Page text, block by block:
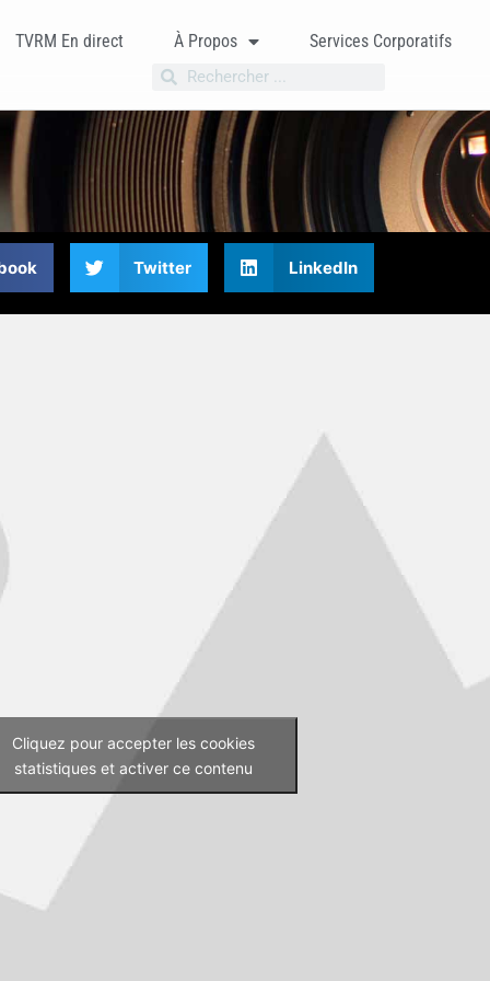
TVRM En direct À Propos Services Corporatifs
Twitter LinkedIn
Cliquez pour accepter les cookies
statistiques et activer ce contenu